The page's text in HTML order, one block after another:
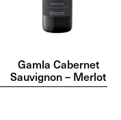
Gamla Cabernet
Sauvignon – Merlot